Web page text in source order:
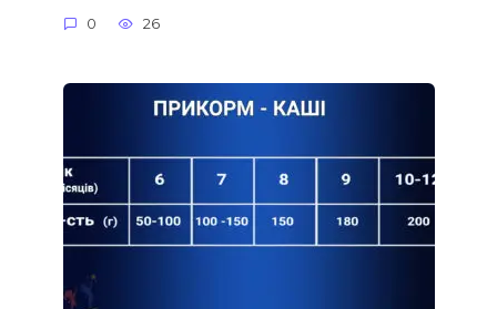
0 26